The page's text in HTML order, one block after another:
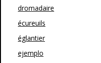
dromadaire
écureuils
églantier
ejemplo